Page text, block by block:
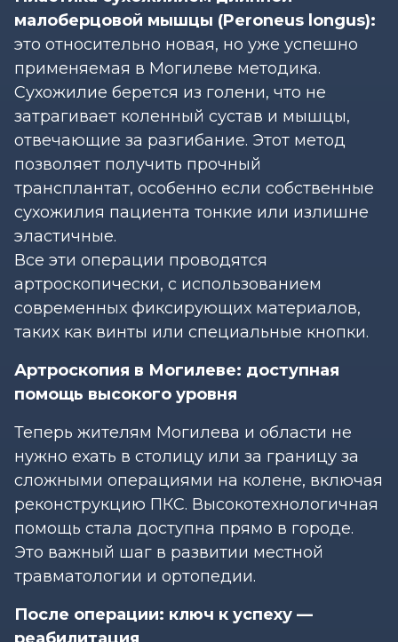
малоберцовой мышцы (Peroneus longus):
это относительно новая, но уже успешно
применяемая в Могилеве методика.
Сухожилие берется из голени, что не
затрагивает коленный сустав и мышцы,
отвечающие за разгибание. Этот метод
позволяет получить прочный
трансплантат, особенно если собственные
сухожилия пациента тонкие или излишне
эластичные.
Все эти операции проводятся
артроскопически, с использованием
современных фиксирующих материалов,
таких как винты или специальные кнопки.
Артроскопия в Могилеве: доступная
помощь высокого уровня
Теперь жителям Могилева и области не
нужно ехать в столицу или за границу за
сложными операциями на колене, включая
реконструкцию ПКС. Высокотехнологичная
помощь стала доступна прямо в городе.
Это важный шаг в развитии местной
травматологии и ортопедии.
После операции: ключ к успеху —